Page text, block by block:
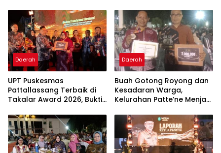
Masyarakat
Di Maros
Daerah
UPT Puskesmas
Pattallassang Terbaik di
Takalar Award 2026, Bukti
Pelayanan Kesehatan
Berkualitas
Daerah
Buah Gotong Royong dan
Kesadaran Warga,
Kelurahan Patte’ne Menjadi
2026